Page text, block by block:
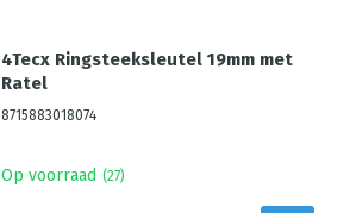
4Tecx Ringsteeksleutel 19mm met
Ratel
8715883018074
Op voorraad (27)